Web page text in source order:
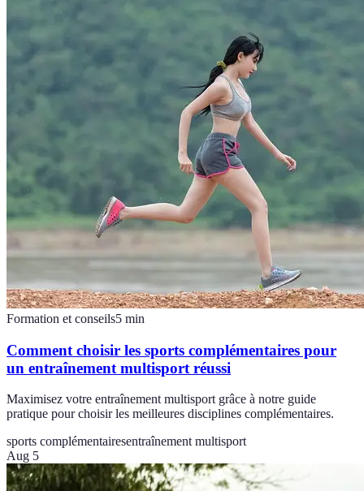
Formation et conseils5 min
Comment choisir les sports complémentaires pour
un entraînement multisport réussi
Maximisez votre entraînement multisport grâce à notre guide
pratique pour choisir les meilleures disciplines complémentaires.
sports complémentairesentraînement multisport
Aug 5